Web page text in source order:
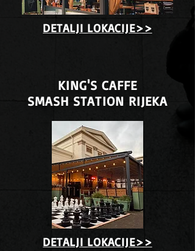
DETALJI LOKACIJE>>
KING'S CAFFE
SMASH STATION RIJEKA
DETALJI LOKACIJE>>